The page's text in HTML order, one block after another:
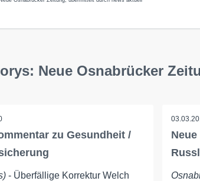
Neue Osnabrücker
zu Gesundheit /
- Überfällige Korrektur Welch